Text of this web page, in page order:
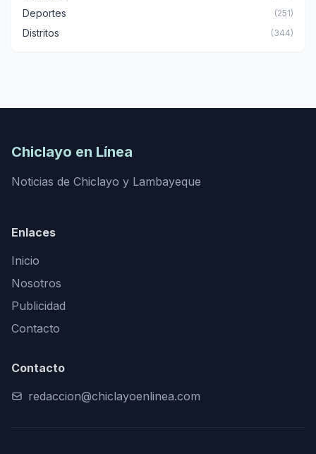
Deportes (251)
Distritos (344)
Chiclayo en Línea
Noticias de Chiclayo y Lambayeque
Enlaces
Inicio
Nosotros
Publicidad
Contacto
Contacto
redaccion@chiclayoenlinea.com